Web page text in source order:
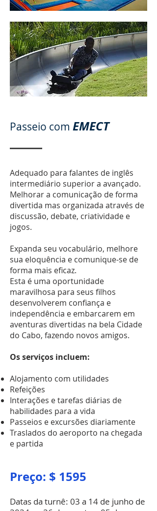
Passeio com EMECT
Adequado para falantes de inglês
intermediário superior a avançado.
Melhorar a comunicação de forma
divertida mas organizada através de
discussão, debate, criatividade e
jogos.
Expanda seu vocabulário, melhore
sua eloquência e comunique-se de
forma mais eficaz.
Esta é uma oportunidade
maravilhosa para seus filhos
desenvolverem confiança e
independência e embarcarem em
aventuras divertidas na bela Cidade
do Cabo, fazendo novos amigos.
Os serviços incluem:
Alojamento com utilidades
Refeições
Interações e tarefas diárias de
habilidades para a vida
Passeios e excursões diariamente
Traslados do aeroporto na chegada
e partida
Preço: $ 1595
Datas da turnê: 03 a 14 de junho de